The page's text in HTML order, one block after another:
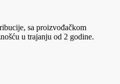
sa proizvođačkom
u trajanju od 2 godine.